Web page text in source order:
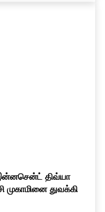
திவ்யா
முகாமினை துவக்கி